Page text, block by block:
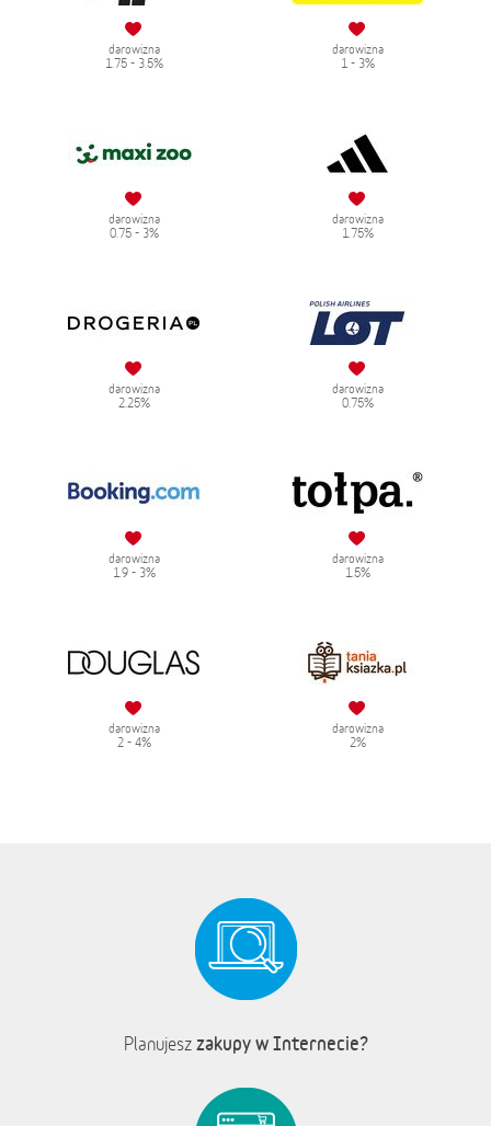
darowizna
1.75 - 3.5%
darowizna
1 - 3%
darowizna
0.75 - 3%
darowizna
1.75%
darowizna
2.25%
darowizna
0.75%
darowizna
1.9 - 3%
darowizna
1.5%
darowizna
2 - 4%
darowizna
2%
Planujesz zakupy w Internecie?